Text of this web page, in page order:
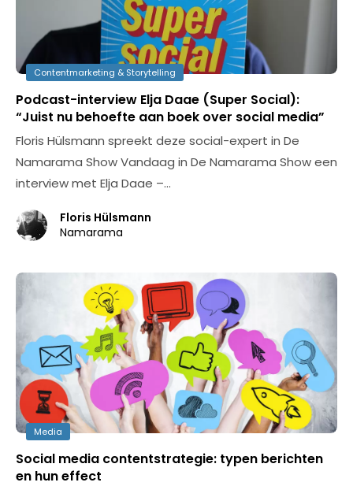
Contentmarketing & Storytelling
Podcast-interview Elja Daae (Super Social):
“Juist nu behoefte aan boek over social media”
Floris Hülsmann spreekt deze social-expert in De
Namarama Show Vandaag in De Namarama Show een
interview met Elja Daae –…
Floris Hülsmann
Namarama
Media
Social media contentstrategie: typen berichten
en hun effect